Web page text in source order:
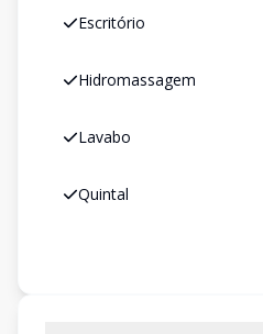
Escritório
Hidromassagem
Lavabo
Quintal